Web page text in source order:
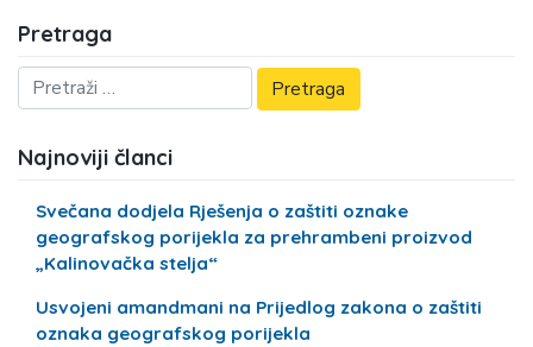
Pretraga
Najnoviji članci
Svečana dodjela Rješenja o zaštiti oznake
geografskog porijekla za prehrambeni proizvod
„Kalinovačka stelja“
Usvojeni amandmani na Prijedlog zakona o zaštiti
oznaka geografskog porijekla